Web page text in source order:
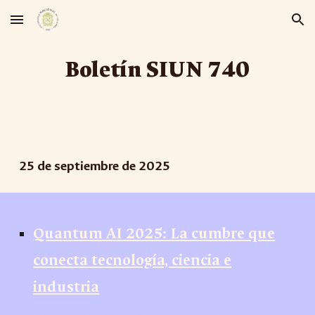
Skip to main content Skip to navigation
Boletín SIUN 740
25 de septiembre de 2025
Quantum AI 2025: La cumbre que
conecta tecnología, ciencia e
industria